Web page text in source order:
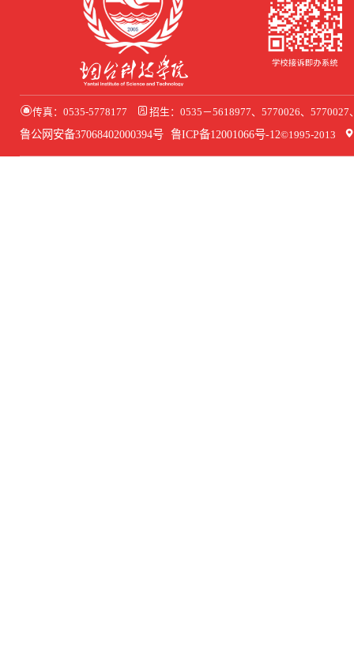
传真：0535-5778177 招生：0535－5618977、5770026、
鲁公网安备37068402000394号 鲁ICP备12001066号-12©1995-2013